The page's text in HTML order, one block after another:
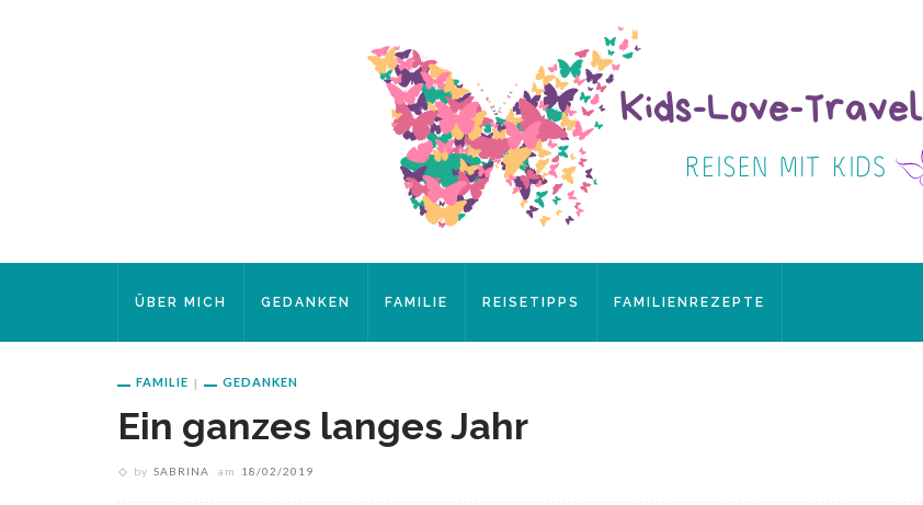
ÜBER MICH GEDANKEN FAMILIE REISETIPPS FAMILIENREZEPTE
FAMILIE GEDANKEN
Ein ganzes langes Jahr
by SABRINA am 18/02/2019